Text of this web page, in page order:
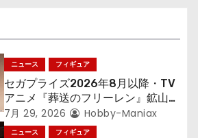
ニュース フィギュア
セガプライズ2026年8月以降・TV
アニメ『葬送のフリーレン』鉱山で
300年働くことになっっちゃった
「フリーレン」を立体化！
7月 29, 2026 Hobby-Maniax
ニュース フィギュア